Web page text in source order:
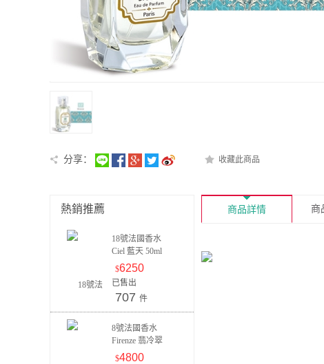
分享： 收藏此商品
熱銷推薦
18號法國香水
Ciel 藍天 50ml
$6250
已售出
707 件
8號法國香水
Firenze 翡冷翠
30ml
$4800
商品詳情 商